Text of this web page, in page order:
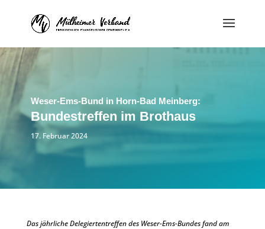
Weser-Ems-Bund in Horn-Bad Meinberg:
Bundestreffen im Brothaus
17. Februar 2024
Das jährliche Delegiertentreffen des Weser-Ems-Bundes fand am